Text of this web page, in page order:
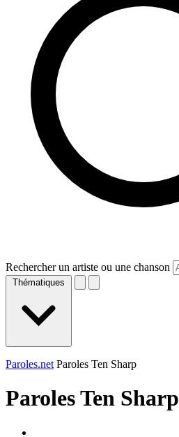
Rechercher un artiste ou une chanson
Thématiques
Paroles.net Paroles Ten Sharp
ParolesTen Sharp